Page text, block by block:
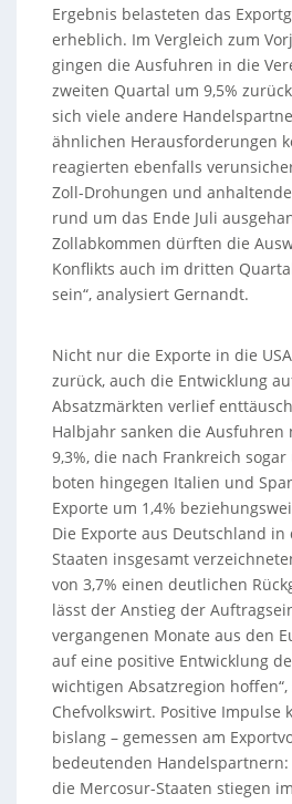
Ergebnis belasteten das
erheblich. Im Vergleich zum
gingen die Ausfuhren in die
zweiten Quartal um 9,5%
sich viele andere
ähnlichen Herausforderungen
reagierten ebenfalls
Zoll-Drohungen und
rund um das Ende Juli
Zollabkommen dürften die
Konflikts auch im dritten
sein“, analysiert Gernandt.
Nicht nur die Exporte in die
zurück, auch die Entwicklung
Absatzmärkten verlief
Halbjahr sanken die Ausfuhren
9,3%, die nach Frankreich
boten hingegen Italien und
Exporte um 1,4%
Die Exporte aus Deutschland
Staaten insgesamt
von 3,7% einen deutlichen
lässt der Anstieg der
vergangenen Monate aus den
auf eine positive Entwicklung
wichtigen Absatzregion hoffen“,
Chefvolkswirt. Positive Impulse
bislang – gemessen am
bedeutenden
die Mercosur-Staaten stiegen